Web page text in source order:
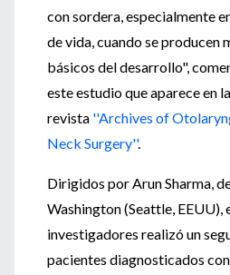
con sordera, especialmente
de vida, cuando se producen
básicos del desarrollo",
este estudio que aparece en
revista ''Archives of
Neck Surgery''.
Dirigidos por Arun Sharma,
Washington (Seattle, EEUU),
investigadores realizó un
pacientes diagnosticados